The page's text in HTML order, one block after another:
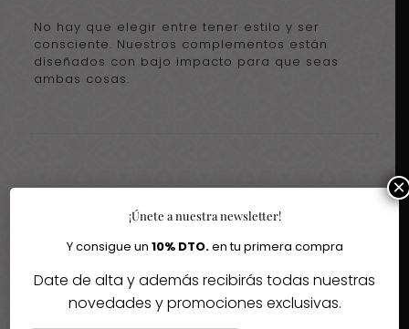
No hay que elegir entre tener estilo y ser
consciente. Nuestros complementos están
diseñados con bajo impacto para que seas
ambas cosas.
Igual te gusta
Quizás te interesen estos fantásticos productos
-60% -30%
¡Únete a nuestra newsletter!
Y consigue un 10% DTO.en tu primera compra
Date de alta y además recibirás todas nuestras
novedades y promociones exclusivas.
×